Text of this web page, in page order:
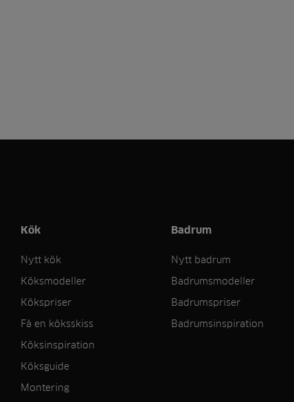
Kök
Nytt kök
Köksmodeller
Kökspriser
Få en köksskiss
Köksinspiration
Köksguide
Montering
Badrum
Nytt badrum
Badrumsmodeller
Badrumspriser
Badrumsinspiration